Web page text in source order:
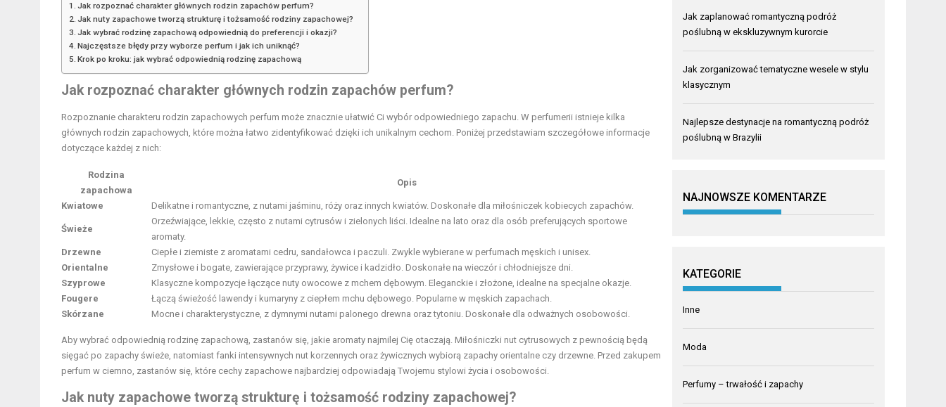
Jak rozpoznać charakter głównych rodzin zapachów perfum?
Jak nuty zapachowe tworzą strukturę i tożsamość rodziny zapachowej?
Jak wybrać rodzinę zapachową odpowiednią do preferencji i okazji?
Najczęstsze błędy przy wyborze perfum i jak ich uniknąć?
Krok po kroku: jak wybrać odpowiednią rodzinę zapachową
Jak rozpoznać charakter głównych rodzin zapachów perfum?
Rozpoznanie charakteru rodzin zapachowych perfum może znacznie ułatwić Ci wybór odpowiedniego zapachu. W perfumerii istnieje kilka
głównych rodzin zapachowych, które można łatwo zidentyfikować dzięki ich unikalnym cechom. Poniżej przedstawiam szczegółowe informacje
dotyczące każdej z nich:
Rodzina
zapachowa
Opis
Kwiatowe Delikatne i romantyczne, z nutami jaśminu, róży oraz innych kwiatów. Doskonałe dla miłośniczek kobiecych zapachów.
Świeże
Orzeźwiające, lekkie, często z nutami cytrusów i zielonych liści. Idealne na lato oraz dla osób preferujących sportowe
aromaty.
Drzewne
Ciepłe i ziemiste z aromatami cedru, sandałowca i paczuli. Zwykle wybierane w perfumach męskich i unisex.
Orientalne
Zmysłowe i bogate, zawierające przyprawy, żywice i kadzidło. Doskonałe na wieczór i chłodniejsze dni.
Szyprowe
Klasyczne kompozycje łączące nuty owocowe z mchem dębowym. Eleganckie i złożone, idealne na specjalne okazje.
Fougere
Łączą świeżość lawendy i kumaryny z ciepłem mchu dębowego. Popularne w męskich zapachach.
Skórzane
Mocne i charakterystyczne, z dymnymi nutami palonego drewna oraz tytoniu. Doskonałe dla odważnych osobowości.
Aby wybrać odpowiednią rodzinę zapachową, zastanów się, jakie aromaty najmilej Cię otaczają. Miłośniczki nut cytrusowych z pewnością będą
sięgać po zapachy świeże, natomiast fanki intensywnych nut korzennych oraz żywicznych wybiorą zapachy orientalne czy drzewne. Przed zakupem
perfum w ciemno, zastanów się, które cechy zapachowe najbardziej odpowiadają Twojemu stylowi życia i osobowości.
Jak nuty zapachowe tworzą strukturę i tożsamość rodziny zapachowej?
Jak zaplanować romantyczną podróż
poślubną w ekskluzywnym kurorcie
Jak zorganizować tematyczne wesele w stylu
klasycznym
Najlepsze destynacje na romantyczną podróż
poślubną w Brazylii
NAJNOWSZE KOMENTARZE
KATEGORIE
Inne
Moda
Perfumy – trwałość i zapachy